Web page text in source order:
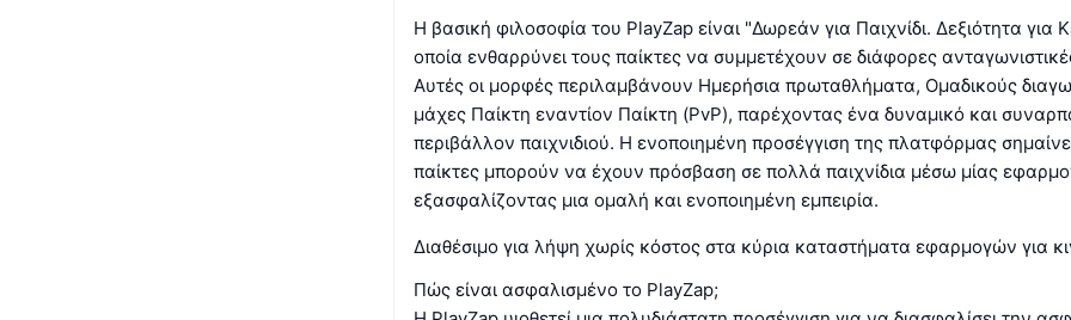
Η βασική φιλοσοφία του PlayZap είναι "Δωρεάν για Παιχνίδι. Δεξιότητα για
οποία ενθαρρύνει τους παίκτες να συμμετέχουν σε διάφορες
Αυτές οι μορφές περιλαμβάνουν Ημερήσια πρωταθλήματα, Ομαδικούς
μάχες Παίκτη εναντίον Παίκτη (PvP), παρέχοντας ένα δυναμικό και
περιβάλλον παιχνιδιού. Η ενοποιημένη προσέγγιση της πλατφόρμας
παίκτες μπορούν να έχουν πρόσβαση σε πολλά παιχνίδια μέσω μίας
εξασφαλίζοντας μια ομαλή και ενοποιημένη εμπειρία.
Διαθέσιμο για λήψη χωρίς κόστος στα κύρια καταστήματα εφαρμογών για
Πώς είναι ασφαλισμένο το PlayZap;